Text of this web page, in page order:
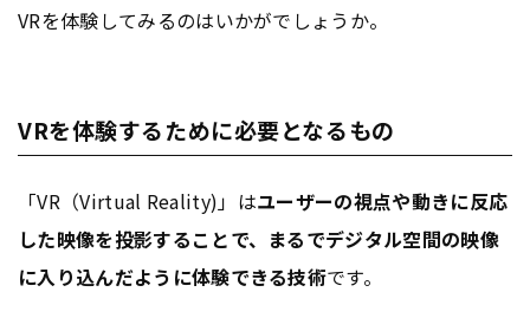
VRを体験してみるのはいかがでしょうか。
VRを体験するために必要となるもの
「VR（Virtual Reality)」はユーザーの視点や動きに反応
した映像を投影することで、まるでデジタル空間の映像
に入り込んだように体験できる技術です。